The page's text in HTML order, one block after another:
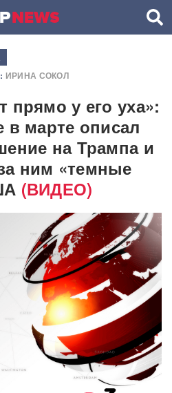
ИРИНА СОКОЛ
прямо у его уха»:
в марте описал
на Трампа и
ним «темные
(ВИДЕО)